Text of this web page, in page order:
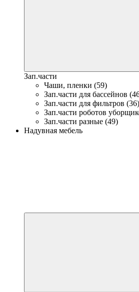
Зап.части
Чаши, пленки (59)
Зап.части для бассейнов
Зап.части для фильтров (36)
Зап.части роботов
Зап.части разные (49)
Надувная мебель